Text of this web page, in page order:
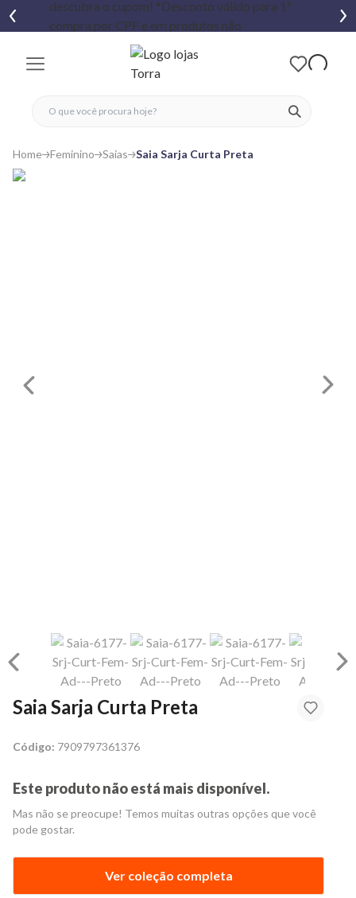
ver
fechar menu
fechar menu
favoritos
Home Feminino Saias Saia Sarja Curta Preta
Saia Sarja Curta Preta
Código: 7909797361376
Este produto não está mais disponível.
Mas não se preocupe! Temos muitas outras opções que você
pode gostar.
Ver coleção completa